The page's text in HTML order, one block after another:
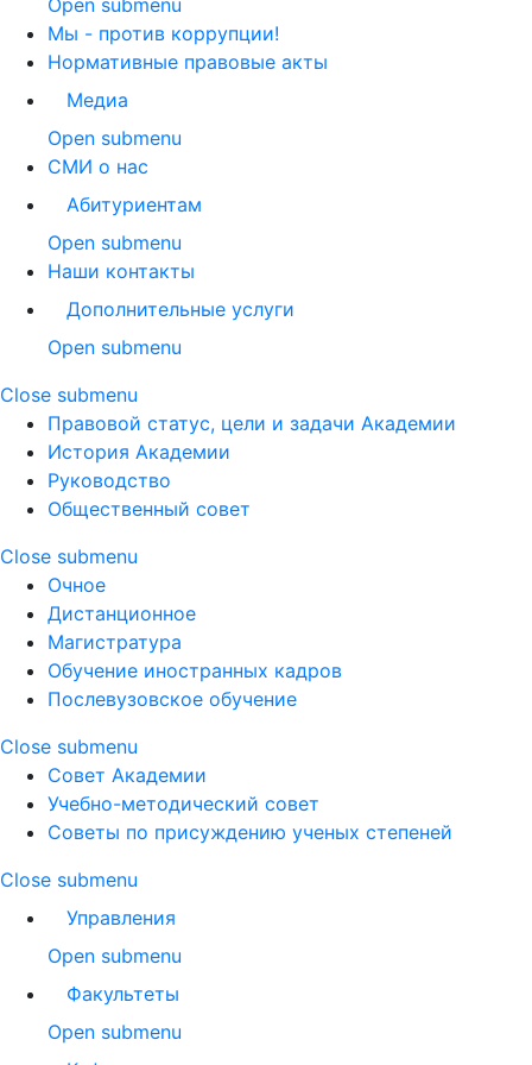
Open submenu
Мы - против коррупции!
Нормативные правовые акты
Медиа
Open submenu
СМИ о нас
Абитуриентам
Open submenu
Наши контакты
Дополнительные услуги
Open submenu
Close submenu
Правовой статус, цели и задачи Академии
История Академии
Руководство
Общественный совет
Close submenu
Очное
Дистанционное
Магистратура
Обучение иностранных кадров
Послевузовское обучение
Close submenu
Совет Академии
Учебно-методический совет
Советы по присуждению ученых степеней
Close submenu
Управления
Open submenu
Факультеты
Open submenu